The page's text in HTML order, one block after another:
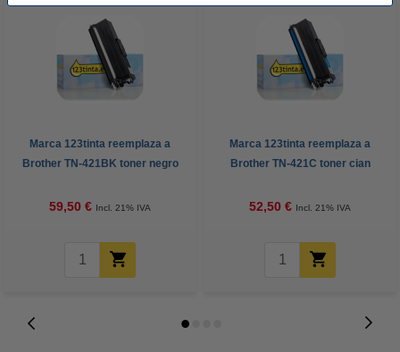
Marca 123tinta reemplaza a
Brother TN-421BK toner negro
59,50 € Incl. 21% IVA
Marca 123tinta reemplaza a
Brother TN-421C toner cian
52,50 € Incl. 21% IVA